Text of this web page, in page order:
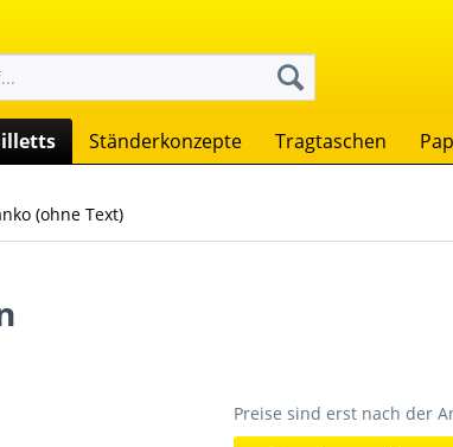
Ständerkonzepte Tragtaschen
(ohne Text)
Preise sind erst nach der